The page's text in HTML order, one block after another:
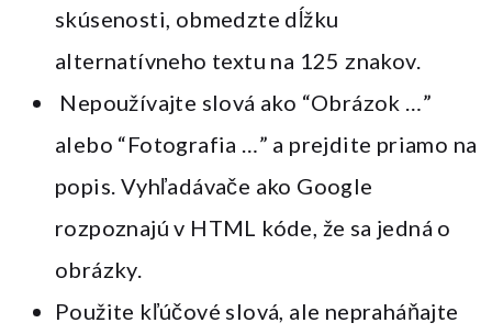
skúsenosti, obmedzte dĺžku
alternatívneho textu na 125 znakov.
Nepoužívajte slová ako “Obrázok …”
alebo “Fotografia …” a prejdite priamo na
popis. Vyhľadávače ako Google
rozpoznajú v HTML kóde, že sa jedná o
obrázky.
Použite kľúčové slová, ale nepraháňajte